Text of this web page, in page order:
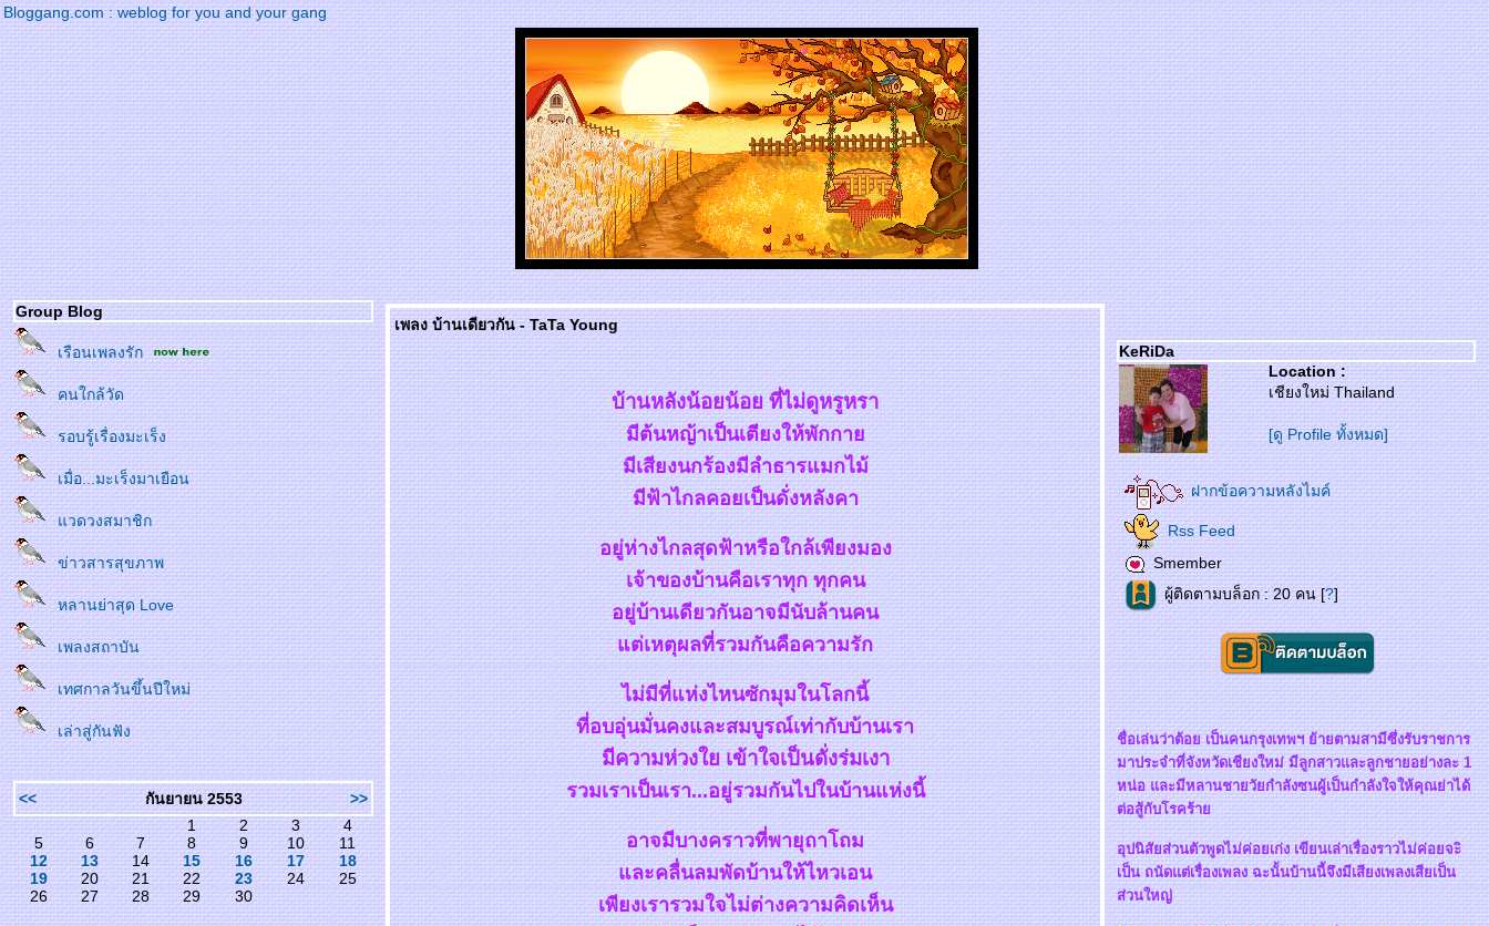
Bloggang.com : weblog for you and your gang
Group Blog
เรือนเพลงรัก
คนใกล้วัด
รอบรู้เรื่องมะเร็ง
เมื่อ...มะเร็งมาเยือน
วดวงสมาชิก
ข่าวสารสุขภาพ
หลานย่าสุด Love
เพลงสถาบัน
เทศกาลวันขึ้นปีใหม่
เล่าสู่กันฟัง
<< กันยายน 2553
>>
1
2 3
4
5
6 7 8 9 10
11
12
13 14 15 16 17
18
19
20 21 22 23 24
25
26
27 28 29 30
เพลง บ้านเดียวกัน - TaTa Young
บ้านหลังน้อยน้อ ที่ไม่ดูหรูหรา
มีต้นหญ้าเป็นเตียงให้พักกา
มีเสียงนกร้องมีลำธารแมกไม้
มีฟ้าไกลคอยเป็นดั่งหลังคา
อยู่ห่างไกลสุดฟ้าหรือใกล้เพียงมอง
เจ้าของบ้านคือเราทุก ทุกคน
อยู่บ้านเดียวกันอาจมีนับล้านคน
ต่เหตุผลที่รวมกันคือความรัก
ไม่มีที่แห่งไหนซักมุมในโลกนี้
ที่อบอุ่นมั่นคงและสมบูรณ์เท่ากับบ้านเรา
มีความห่วง เข้าใจเป็นดั่งร่มเงา
รวมเราเป็นเรา...อยู่รวมกันไปในบ้านแห่งนี้
อาจมีบางคราวที่พายุถาโถม
ละคลื่นลมพัดบ้านให้ไหวเอน
เพียงเรารวมใจไม่ต่างความคิดเห็น
KeRiDa
Location :
เชียงใหม่ Thailand
[ดู Profile ทั้งหมด]
ฝากข้อความหลังไมค์
Rss Feed
Smember
ผู้ติดตามบล็อก : 20 คน [?]
ชื่อเล่นว่าต้อย เป็นคนกรุงเทพฯ ย้ายตามสามีซึ่งรับราชการ
มาประจำที่จังหวัดเชียงใหม่ มีลูกสาวและลูกชายอย่างละ 1
หน่อ และมีหลานชายวัยกำลังซนผู้เป็นกำลังใจให้คุณย่าได้
ต่อสู้กับโรคร้า
อุปนิสัยส่วนตัวพูดไม่ค่อยเก่ง เขียนเล่าเรื่องราวไม่ค่อยจะิ
เป็น ถนัดแต่เรื่องเพลง ฉะนั้นบ้านนี้จึงมีเสียงเพลงเสียเป็น
ส่วนใหญ่